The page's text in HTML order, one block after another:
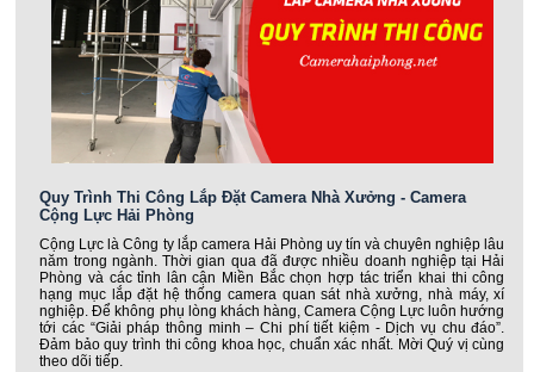
Quy Trình Thi Công Lắp Đặt Camera Nhà Xưởng - Camera
Cộng Lực Hải Phòng
Cộng Lực là Công ty lắp camera Hải Phòng uy tín và chuyên nghiệp lâu
năm trong ngành. Thời gian qua đã được nhiều doanh nghiệp tại Hải
Phòng và các tỉnh lân cận Miền Bắc chọn hợp tác triển khai thi công
hạng mục lắp đặt hệ thống camera quan sát nhà xưởng, nhà máy, xí
nghiệp. Để không phụ lòng khách hàng, Camera Cộng Lực luôn hướng
tới các “Giải pháp thông minh – Chi phí tiết kiệm - Dịch vụ chu đáo”.
Đảm bảo quy trình thi công khoa học, chuẩn xác nhất. Mời Quý vị cùng
theo dõi tiếp.